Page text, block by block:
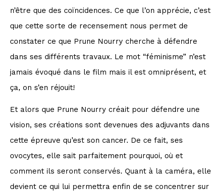
n’être que des coïncidences. Ce que l’on apprécie, c’est
que cette sorte de recensement nous permet de
constater ce que Prune Nourry cherche à défendre
dans ses différents travaux. Le mot “féminisme” n’est
jamais évoqué dans le film mais il est omniprésent, et
ça, on s’en réjouit!
Et alors que Prune Nourry créait pour défendre une
vision, ses créations sont devenues des adjuvants dans
cette épreuve qu’est son cancer. De ce fait, ses
ovocytes, elle sait parfaitement pourquoi, où et
comment ils seront conservés. Quant à la caméra, elle
devient ce qui lui permettra enfin de se concentrer sur